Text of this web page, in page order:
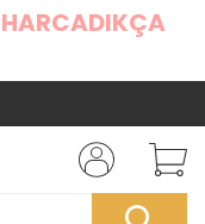
HARCADIKÇA